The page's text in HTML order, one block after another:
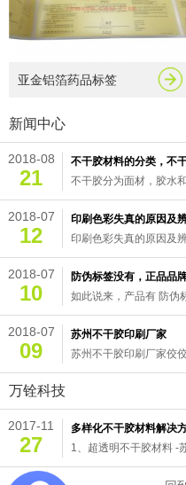
亚金铝箔药品标签
新闻中心
2018-08
21
不干胶材料的分类，不
不干胶分为面材，胶水
2018-07
12
印刷色彩失真的原因及
印刷色彩失真的原因及
2018-07
10
防伪标签没有，正品品
如此说来，产品有 防伪
2018-07
09
苏州不干胶印刷厂家
苏州不干胶印刷厂家佼
万铨科技
2017-11
27
多样化不干胶材料解决
1、超透明不干胶材料 -